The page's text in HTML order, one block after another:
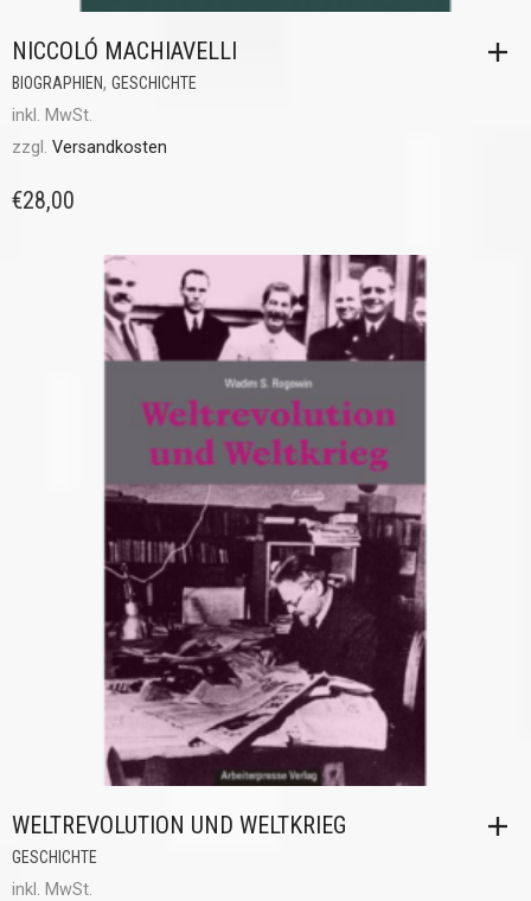
NICCOLÓ MACHIAVELLI
BIOGRAPHIEN, GESCHICHTE
inkl. MwSt.
zzgl. Versandkosten
€28,00
WELTREVOLUTION UND WELTKRIEG
GESCHICHTE
inkl. MwSt.